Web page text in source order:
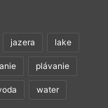
jazera lake
plávanie
water